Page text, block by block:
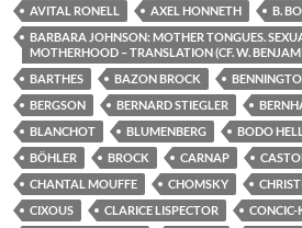
AVITAL RONELL
AXEL HONNETH B.
BARBARA JOHNSON: MOTHER TONGUES.
MOTHERHOOD – TRANSLATION (CF. W.
BARTHES
BAZON BROCK
BERGSON
BERNARD STIEGLER
BLANCHOT
BLUMENBERG BODO HELL
BÖHLER
BROCK CARNAP
CHANTAL MOUFFE
CHOMSKY
CIXOUS
CLARICE LISPECTOR
CONCIC-